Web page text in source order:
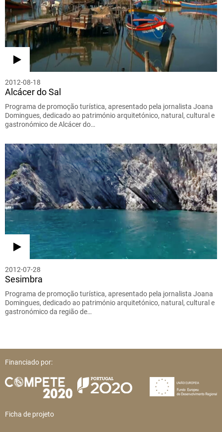
2012-08-18
Alcácer do Sal
Programa de promoção turística, apresentado pela jornalista Joana
Domingues, dedicado ao património arquitetónico, natural, cultural e
gastronómico de Alcácer do…
2012-07-28
Sesimbra
Programa de promoção turística, apresentado pela jornalista Joana
Domingues, dedicado ao património arquitetónico, natural, cultural e
gastronómico da região de…
Financiado por:
Ficha de projeto